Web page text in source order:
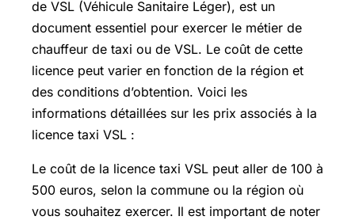
de VSL (Véhicule Sanitaire Léger), est un
document essentiel pour exercer le métier de
chauffeur de taxi ou de VSL. Le coût de cette
licence peut varier en fonction de la région et
des conditions d’obtention. Voici les
informations détaillées sur les prix associés à la
licence taxi VSL :
Le coût de la licence taxi VSL peut aller de 100 à
500 euros, selon la commune ou la région où
vous souhaitez exercer. Il est important de noter